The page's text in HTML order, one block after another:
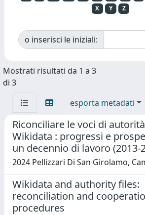
X
Y Z
o inserisci le iniziali:
Mostrati risultati da 1 a 3
di 3
esporta metadati
Riconciliare le voci di
Wikidata : progressi e
un decennio di lavoro (2013-
2024 Pellizzari Di San Girolamo,
Wikidata and authority files:
reconciliation and
procedures